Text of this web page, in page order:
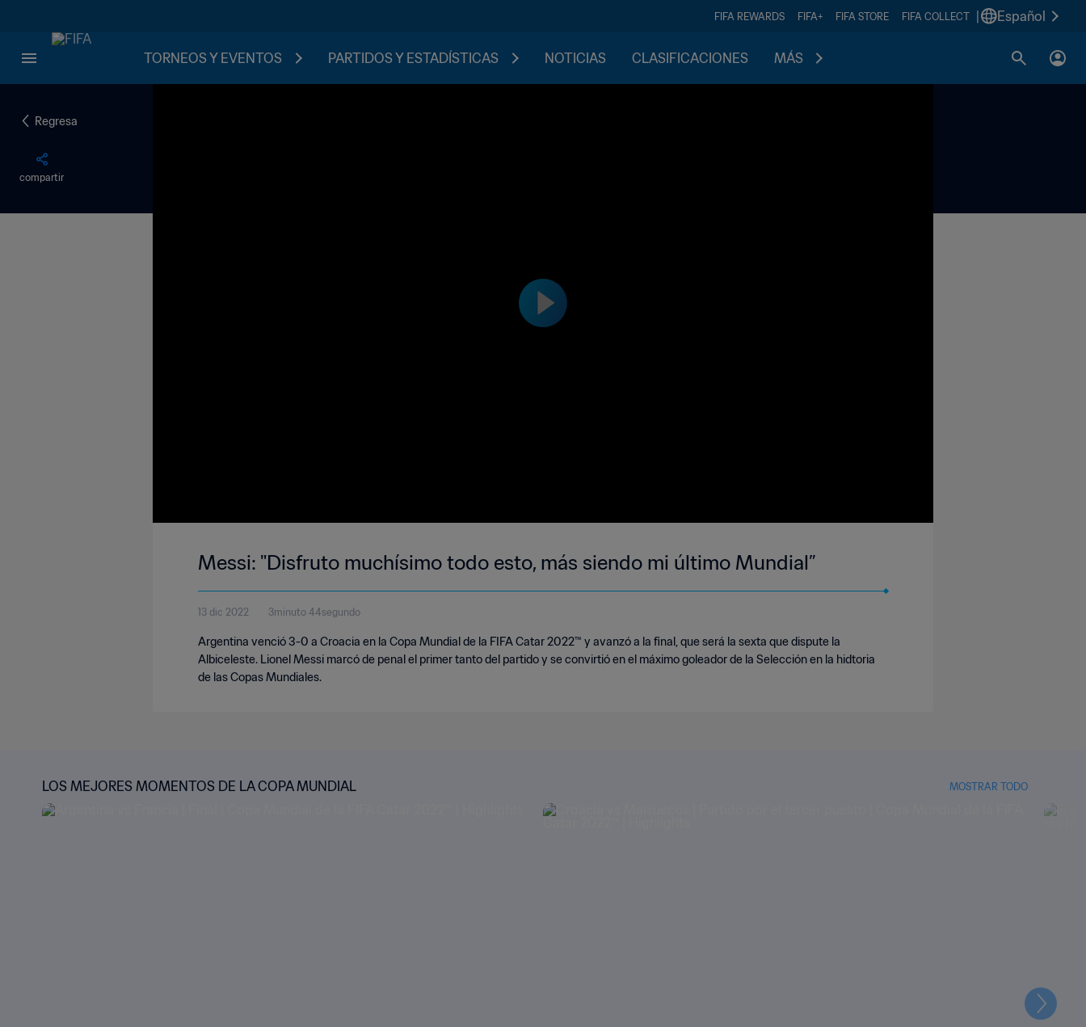
FIFA REWARDS FIFA+ FIFA STORE FIFA COLLECT Español
TORNEOS Y EVENTOS PARTIDOS Y ESTADÍSTICAS NOTICIAS CLASIFICACIONES MÁS
Regresa
compartir
Messi: "Disfruto muchísimo todo esto, más siendo mi último Mundial”
13 dic 2022 3minuto 44segundo
Argentina venció 3-0 a Croacia en la Copa Mundial de la FIFA Catar 2022™ y avanzó a la final, que será la sexta que dispute la
Albiceleste. Lionel Messi marcó de penal el primer tanto del partido y se convirtió en el máximo goleador de la Selección en la hidtoria
de las Copas Mundiales.
LOS MEJORES MOMENTOS DE LA COPA MUNDIAL MOSTRAR TODO